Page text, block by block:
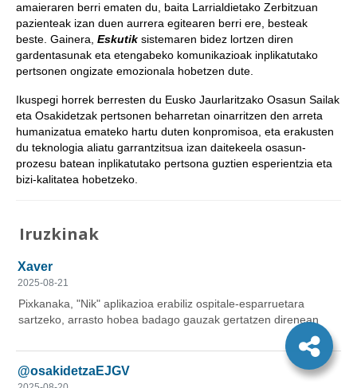
amaieraren berri ematen du, baita Larrialdietako Zerbitzuan
pazienteak izan duen aurrera egitearen berri ere, besteak
beste. Gainera, Eskutik sistemaren bidez lortzen diren
gardentasunak eta etengabeko komunikazioak inplikatutako
pertsonen ongizate emozionala hobetzen dute.
Ikuspegi horrek berresten du Eusko Jaurlaritzako Osasun Sailak
eta Osakidetzak pertsonen beharretan oinarritzen den arreta
humanizatua emateko hartu duten konpromisoa, eta erakusten
du teknologia aliatu garrantzitsua izan daitekeela osasun-
prozesu batean inplikatutako pertsona guztien esperientzia eta
bizi-kalitatea hobetzeko.
Iruzkinak